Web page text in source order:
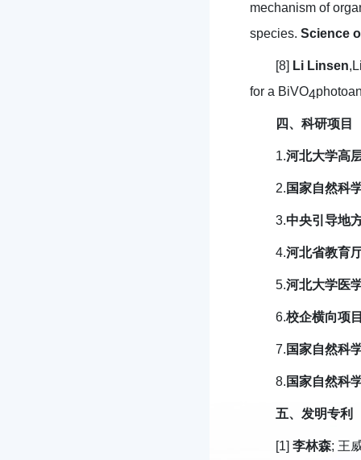
mechanism of
species. Science
[8] Li Linsen
for a BiVO4
四、科研项目
1.河北大学高
2. 国家自然科
3.中央引导地
4.河北省教育
5.河北大学医
6.校企横向项
7. 国家自然科
8. 国家自然科
五、发明专利
[1] 李林森; 王